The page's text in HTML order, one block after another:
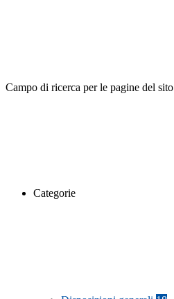
Campo di ricerca per le pagine del sito
Categorie